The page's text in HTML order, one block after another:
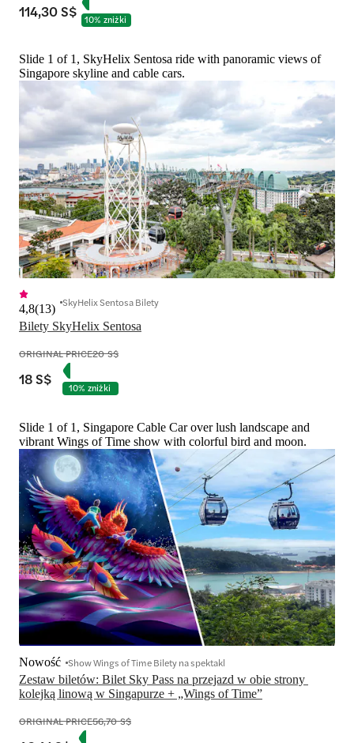
114,30 S$ 10% zniżki
Slide 1 of 1, SkyHelix Sentosa ride with panoramic views of
Singapore skyline and cable cars.
Bilety SkyHelix Sentosa
4,8(13) SkyHelix Sentosa Bilety
ORIGINAL PRICE20 S$
18 S$ 10% zniżki
Slide 1 of 1, Singapore Cable Car over lush landscape and
vibrant Wings of Time show with colorful bird and moon.
Zestaw biletów: Bilet Sky Pass na przejazd w obie strony
kolejką linową w Singapurze + „Wings of Time”
Nowość Show Wings of Time Bilety na spektakl
ORIGINAL PRICE56,70 S$